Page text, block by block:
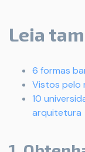
Leia
6 formas
Vistos pelo
10
arquitetura